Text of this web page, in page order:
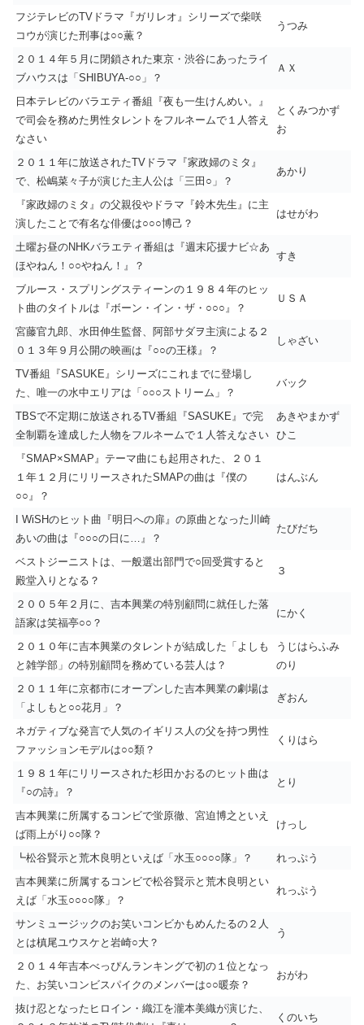
フジテレビのTVドラマ『ガリレオ』シリーズで柴咲
コウが演じた刑事は○○薫？
うつみ
２０１４年５月に閉鎖された東京・渋谷にあったライ
ブハウスは「SHIBUYA-○○」？
ＡＸ
日本テレビのバラエティ番組『夜も一生けんめい。』
で司会を務めた男性タレントをフルネームで１人答え
なさい
とくみつかず
お
２０１１年に放送されたTVドラマ『家政婦のミタ』
で、松嶋菜々子が演じた主人公は「三田○」？
あかり
『家政婦のミタ』の父親役やドラマ『鈴木先生』に主
演したことで有名な俳優は○○○博己？
はせがわ
土曜お昼のNHKバラエティ番組は『週末応援ナビ☆あ
ほやねん！○○やねん！』？
すき
ブルース・スプリングスティーンの１９８４年のヒッ
ト曲のタイトルは『ボーン・イン・ザ・○○○』？
ＵＳＡ
宮藤官九郎、水田伸生監督、阿部サダヲ主演による２
０１３年９月公開の映画は『○○の王様』？
しゃざい
TV番組『SASUKE』シリーズにこれまでに登場し
た、唯一の水中エリアは「○○○ストリーム」？
バック
TBSで不定期に放送されるTV番組『SASUKE』で完
全制覇を達成した人物をフルネームで１人答えなさい
あきやまかず
ひこ
『SMAP×SMAP』テーマ曲にも起用された、２０１
１年１２月にリリースされたSMAPの曲は『僕の
○○』？
はんぶん
I WiSHのヒット曲『明日への扉』の原曲となった川崎
あいの曲は『○○○の日に…』？
たびだち
ベストジーニストは、一般選出部門で○回受賞すると
殿堂入りとなる？
３
２００５年２月に、吉本興業の特別顧問に就任した落
語家は笑福亭○○？
にかく
２０１０年に吉本興業のタレントが結成した「よしも
と雑学部」の特別顧問を務めている芸人は？
うじはらふみ
のり
２０１１年に京都市にオープンした吉本興業の劇場は
「よしもと○○花月」？
ぎおん
ネガティブな発言で人気のイギリス人の父を持つ男性
ファッションモデルは○○類？
くりはら
１９８１年にリリースされた杉田かおるのヒット曲は
『○の詩』？
とり
吉本興業に所属するコンビで蛍原徹、宮迫博之といえ
ば雨上がり○○隊？
けっし
┗松谷賢示と荒木良明といえば「水玉○○○○隊」？
れっぷう
吉本興業に所属するコンビで松谷賢示と荒木良明とい
えば「水玉○○○○隊」？
れっぷう
サンミュージックのお笑いコンビかもめんたるの２人
とは槙尾ユウスケと岩崎○大？
う
２０１４年吉本べっぴんランキングで初の１位となっ
た、お笑いコンビスパイクのメンバーは○○暖奈？
おがわ
抜け忍となったヒロイン・織江を瀧本美織が演じた、
くのいち